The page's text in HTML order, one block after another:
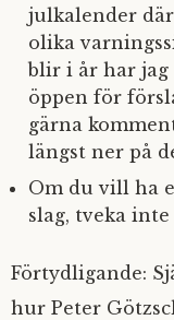
julkalender
olika
blir i år har jag
öppen för
gärna
längst ner på
Om du vill ha
slag, tveka
Förtydligande:
hur Peter